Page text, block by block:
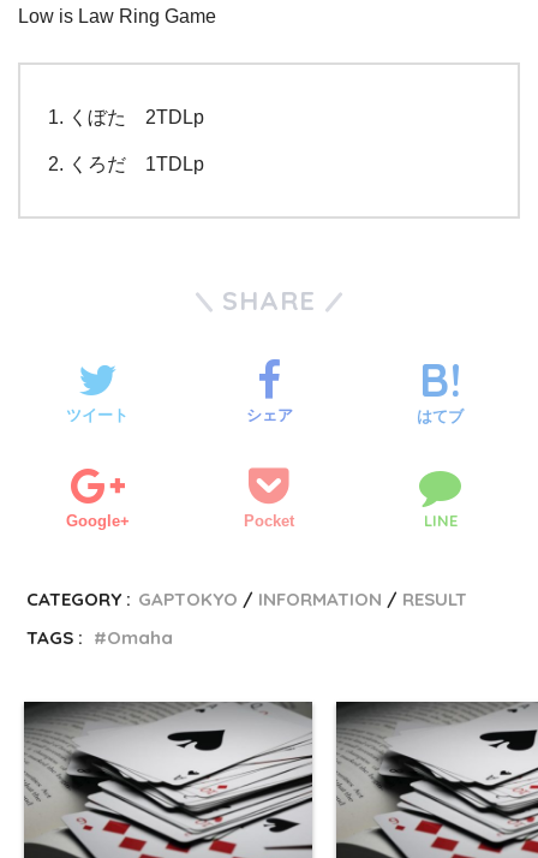
Low is Law Ring Game
くぼた 2TDLp
くろだ 1TDLp
SHARE
ツイート シェア はてブ
Google+ Pocket LINE
CATEGORY : GAPTOKYO INFORMATION
RESULT
TAGS :
Omaha